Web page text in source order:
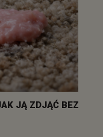
JĄ ZDJĄĆ BEZ